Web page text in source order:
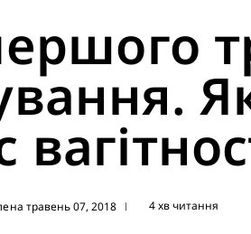
травень 07, 2018 | 4 хв читання